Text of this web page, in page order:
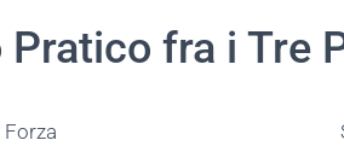
fra i Tre
Forza